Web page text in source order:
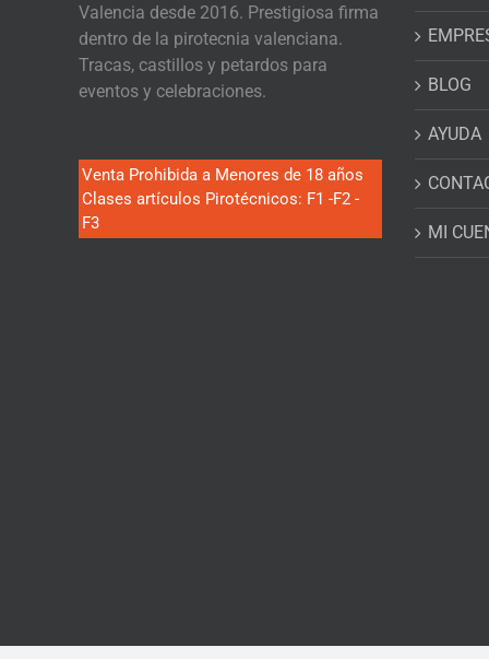
Valencia desde 2016. Prestigiosa firma
dentro de la pirotecnia valenciana.
Tracas, castillos y petardos para
eventos y celebraciones.
Venta Prohibida a Menores de 18 años
Clases artículos Pirotécnicos: F1 -F2 -
F3
BLOG
AYUDA
MI